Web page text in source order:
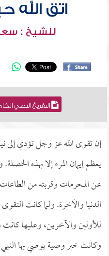
اتق الله
للشيخ :
التفريغ النصي
إن تقوى الله عز وجل تؤدي إلى
يعظم إيمان المرء إلا بهذه
عن المحرمات وقربته من
الدنيا والآخرة. ولما كانت
للأولين والآخرين، وعليها
وكانت خير وصية يوصي بها